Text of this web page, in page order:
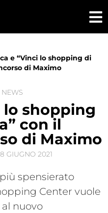
e “Vinci lo shopping di
di Maximo
NEWS
lo shopping
con il
di Maximo
8 GIUGNO 2021
spensierato
Center vuole
nuovo